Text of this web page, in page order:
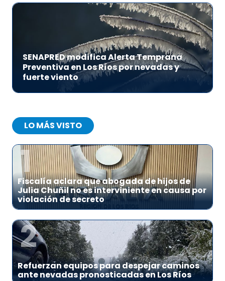
SENAPRED modifica Alerta Temprana
Preventiva en Los Ríos por nevadas y
fuerte viento
LO MÁS VISTO
1
Fiscalía aclara que abogada de hijos de
Julia Chuñil no es interviniente en causa por
violación de secreto
2
Refuerzan equipos para despejar caminos
ante nevadas pronosticadas en Los Ríos